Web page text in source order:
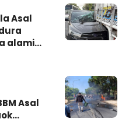
Asal
alami
Asal